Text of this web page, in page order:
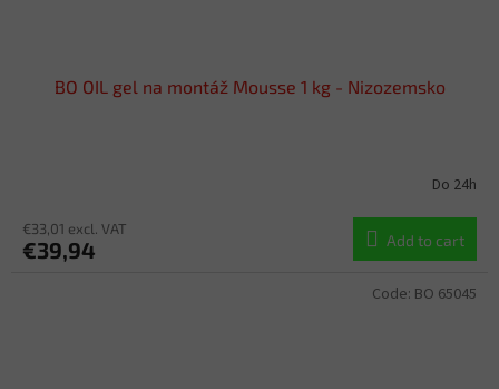
BO OIL gel na montáž Mousse 1 kg - Nizozemsko
Do 24h
€33,01 excl. VAT
€39,94 Add to cart
Code: BO 65045